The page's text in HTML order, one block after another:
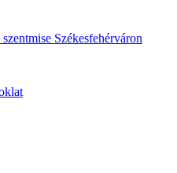
Székesfehérváron